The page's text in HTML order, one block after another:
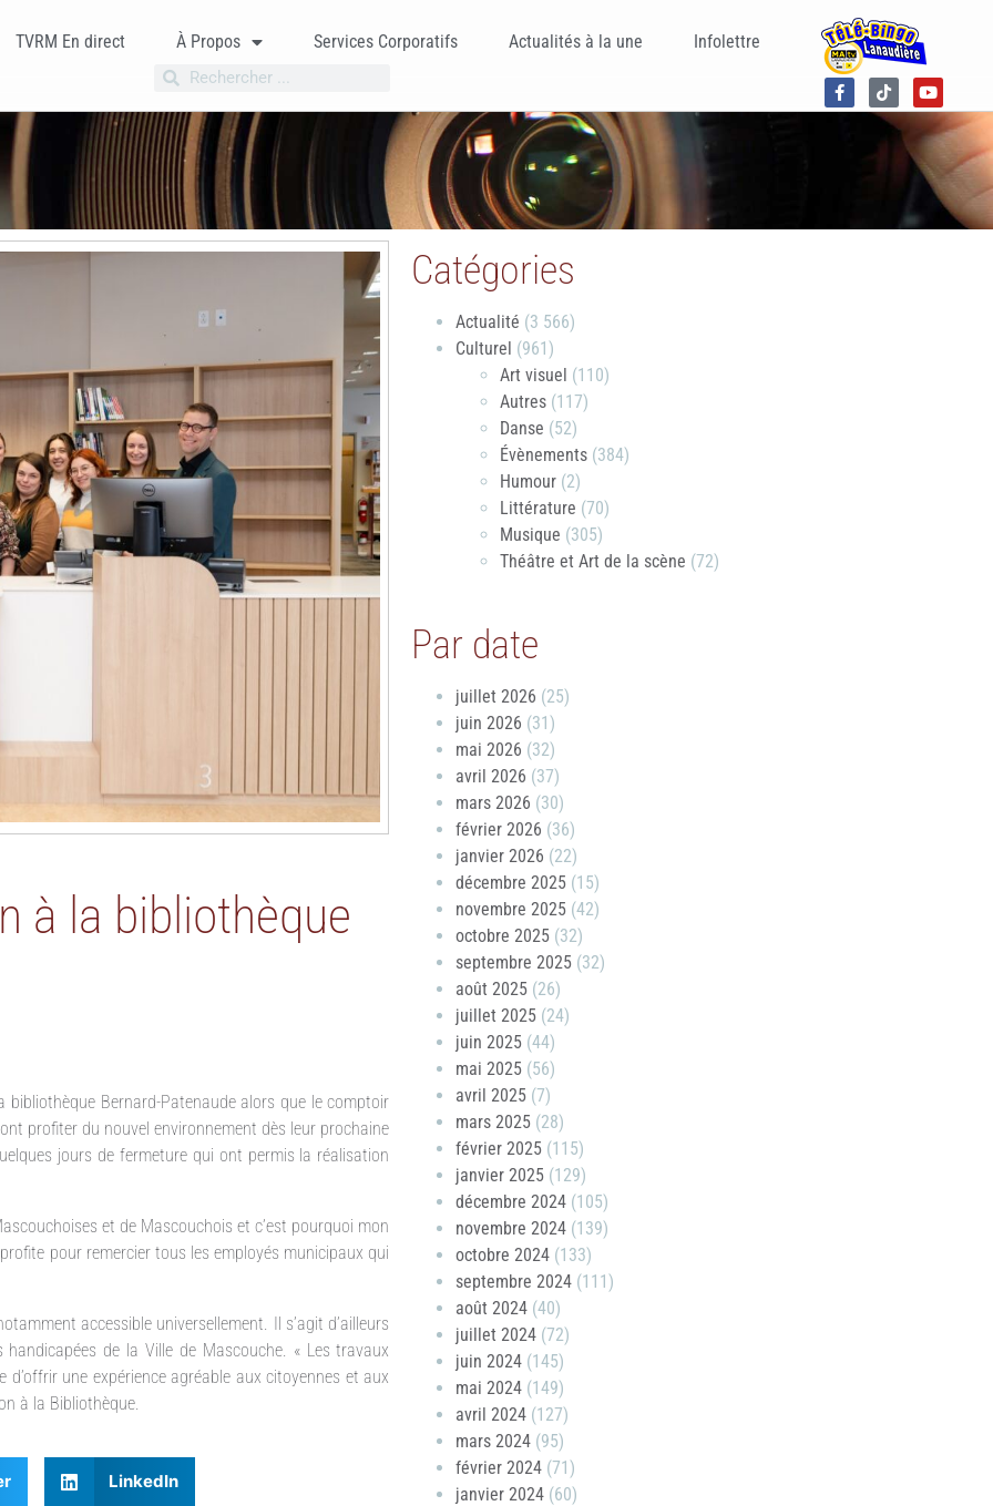
TVRM En direct À Propos Services Corporatifs Actualités à la une Infolettre
à la bibliothèque
Bernard-Patenaude alors que le comptoir
profiter du nouvel environnement dès leur prochaine
jours de fermeture qui ont permis la réalisation
et de Mascouchois et c’est pourquoi mon
pour remercier tous les employés municipaux qui
accessible universellement. Il s’agit d’ailleurs
de la Ville de Mascouche. « Les travaux
une expérience agréable aux citoyennes et aux
à la Bibliothèque.
LinkedIn
Catégories
Actualité (3 566)
Culturel (961)
Art visuel (110)
Autres (117)
Danse (52)
Évènements (384)
Humour (2)
Littérature (70)
Musique (305)
Théâtre et Art de la scène (72)
Par date
juillet 2026 (25)
juin 2026 (31)
mai 2026 (32)
avril 2026 (37)
mars 2026 (30)
février 2026 (36)
janvier 2026 (22)
décembre 2025 (15)
novembre 2025 (42)
octobre 2025 (32)
septembre 2025 (32)
août 2025 (26)
juillet 2025 (24)
juin 2025 (44)
mai 2025 (56)
avril 2025 (7)
mars 2025 (28)
février 2025 (115)
janvier 2025 (129)
décembre 2024 (105)
novembre 2024 (139)
octobre 2024 (133)
septembre 2024 (111)
août 2024 (40)
juillet 2024 (72)
juin 2024 (145)
mai 2024 (149)
avril 2024 (127)
mars 2024 (95)
février 2024 (71)
janvier 2024 (60)